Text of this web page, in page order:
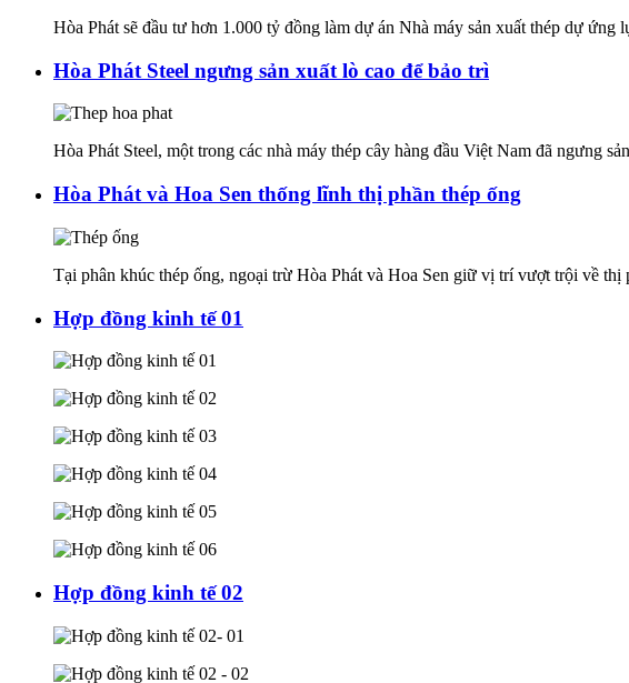
Hòa Phát sẽ đầu tư hơn 1.000 tỷ đồng làm dự án Nhà máy sản xuất thép dự
Hòa Phát Steel ngưng sản xuất lò cao để bảo trì
Hòa Phát Steel, một trong các nhà máy thép cây hàng đầu Việt Nam đã ngưng
Hòa Phát và Hoa Sen thống lĩnh thị phần thép ống
Tại phân khúc thép ống, ngoại trừ Hòa Phát và Hoa Sen giữ vị trí vượt trội về
Hợp đồng kinh tế 01
Hợp đồng kinh tế 02